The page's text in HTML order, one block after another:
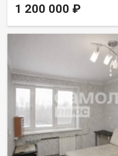
Васильева
1 200 000 ₽